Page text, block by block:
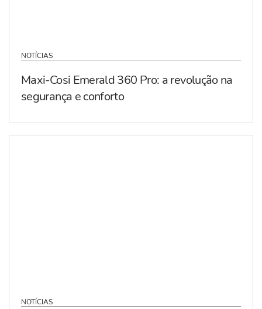
NOTÍCIAS
Maxi-Cosi Emerald 360 Pro: a revolução na
segurança e conforto
NOTÍCIAS